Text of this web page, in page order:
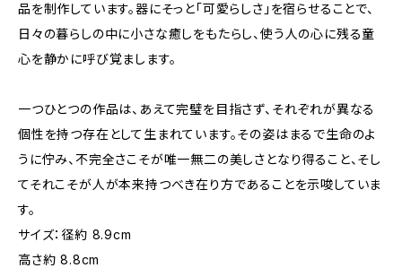
品を制作しています。器にそっと「可愛らしさ」を宿らせることで、
日々の暮らしの中に小さな癒しをもたらし、使う人の心に残る童
心を静かに呼び覚まします。
一つひとつの作品は、あえて完璧を目指さず、それぞれが異なる
個性を持つ存在として生まれています。その姿はまるで生命のよ
うに佇み、不完全さこそが唯一無二の美しさとなり得ること、そし
てそれこそが人が本来持つべき在り方であることを示唆していま
す。
サイズ：径約 8.9cm
高さ約 8.8cm